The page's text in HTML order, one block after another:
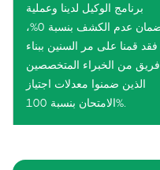
برنامج الوكيل لدينا وعملية
ضمان عدم الكشف بنسبة 0%،
فقد قمنا على مر السنين ببناء
فريق من الخبراء المتخصصين
الذين ضمنوا معدلات اجتياز
الامتحان بنسبة 100%.